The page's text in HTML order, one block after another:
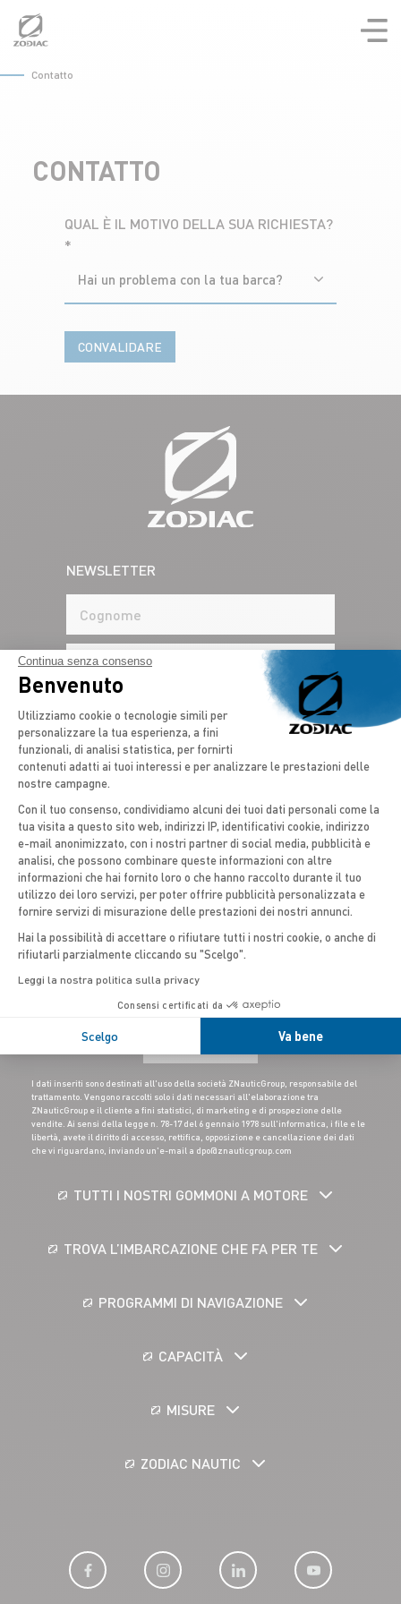
contenu
Contatto
CONTATTO
QUAL È IL MOTIVO DELLA SUA RICHIESTA?
*
Hai un problema con la tua barca?
NEWSLETTER
Italy
I dati inseriti sono destinati all'uso della società ZNauticGroup, responsabile del
trattamento. Vengono raccolti solo i dati necessari all'elaborazione tra
ZNauticGroup e il cliente a fini statistici, di marketing e di prospezione delle
vendite. Ai sensi della legge n. 78-17 del 6 gennaio 1978 sull'informatica, i file e le
libertà, avete il diritto di accesso, rettifica, opposizione e cancellazione dei dati
che vi riguardano, inviando un'e-mail a dpo@znauticgroup.com
TUTTI I NOSTRI GOMMONI A MOTORE
TROVA L’IMBARCAZIONE CHE FA PER TE
PROGRAMMI DI NAVIGAZIONE
CAPACITÀ
MISURE
ZODIAC NAUTIC
Continua senza consenso
Benvenuto
Piattaforma di Gestione del
Utilizziamo cookie o tecnologie simili per
personalizzare la tua esperienza, a fini
funzionali, di analisi statistica, per fornirti
contenuti adatti ai tuoi interessi e per analizzare le prestazioni delle
nostre campagne.
Con il tuo consenso, condividiamo alcuni dei tuoi dati personali come la
tua visita a questo sito web, indirizzi IP, identificativi cookie, indirizzo
e-mail anonimizzato, con i nostri partner di social media, pubblicità e
analisi, che possono combinare queste informazioni con altre
informazioni che hai fornito loro o che hanno raccolto durante il tuo
utilizzo dei loro servizi, per poter offrire pubblicità personalizzata e
fornire servizi di misurazione delle prestazioni dei nostri annunci.
Hai la possibilità di accettare o rifiutare tutti i nostri cookie, o anche di
rifiutarli parzialmente cliccando su "Scelgo".
Leggi la nostra politica sulla privacy
Consensi certificati da
Scelgo Va bene
Axeptio consent